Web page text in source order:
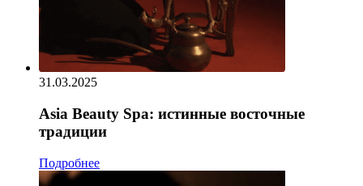
31.03.2025
Asia Beauty Spa: истинные восточные
традиции
Подробнее